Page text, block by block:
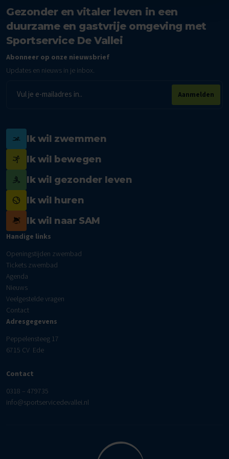
Gezonder en vitaler leven in een
duurzame en gastvrije omgeving met
Sportservice De Vallei
Abonneer op onze nieuwsbrief
Updates en nieuws in je inbox.
mailadres
Aanmelden
Ik wil zwemmen
Ik wil bewegen
Ik wil gezonder leven
Ik wil huren
Ik wil naar SAM
Handige links
Openingstijden zwembad
Tickets zwembad
Agenda
Nieuws
Veelgestelde vragen
Contact
Adresgegevens
Peppelensteeg 17
6715 CV Ede
Contact
0318 – 479735
info@sportservicedevallei.nl